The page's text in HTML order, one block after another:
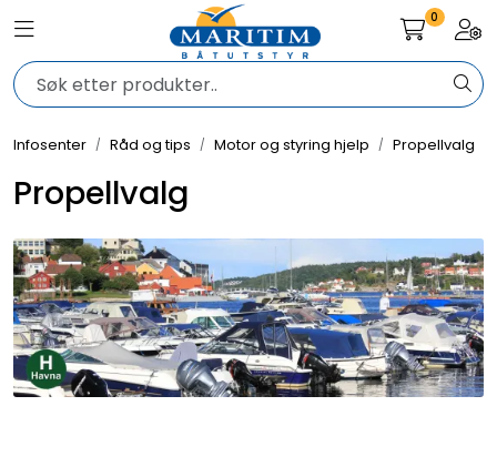
Toggle navigation 0
Infosenter Råd og tips Motor og styring hjelp Propellvalg
Propellvalg
Elektronikk
Komfort
VVS